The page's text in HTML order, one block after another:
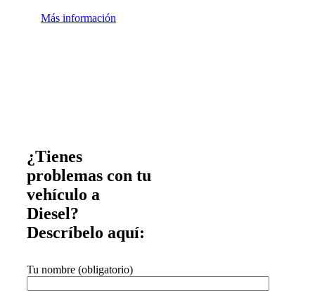
Más información
¿Tienes
problemas con tu
vehículo a
Diesel?
Descríbelo aquí:
Tu nombre (obligatorio)